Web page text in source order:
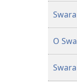
O